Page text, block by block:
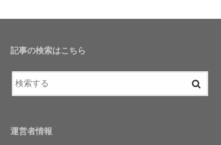
記事の検索はこちら
運営者情報